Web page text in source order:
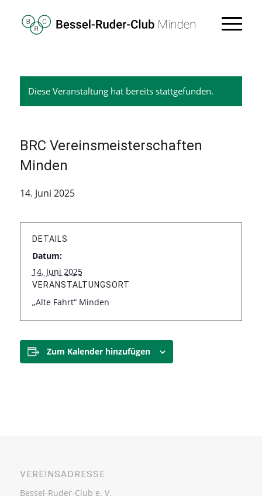
Diese Veranstaltung hat bereits stattgefunden.
BRC Vereinsmeisterschaften
Minden
14. Juni 2025
DETAILS
Datum:
14. Juni 2025
VERANSTALTUNGSORT
„Alte Fahrt“ Minden
Zum Kalender hinzufügen
VEREINSADRESSE
Bessel-Ruder-Club e. V.